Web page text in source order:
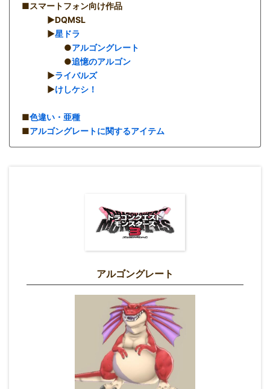
■スマートフォン向け作品
▶︎DQMSL
▶︎星ドラ
●アルゴングレート
●追憶のアルゴン
▶︎ライバルズ
▶︎けしケシ！
■色違い・亜種
■アルゴングレートに関するアイテム
アルゴングレート